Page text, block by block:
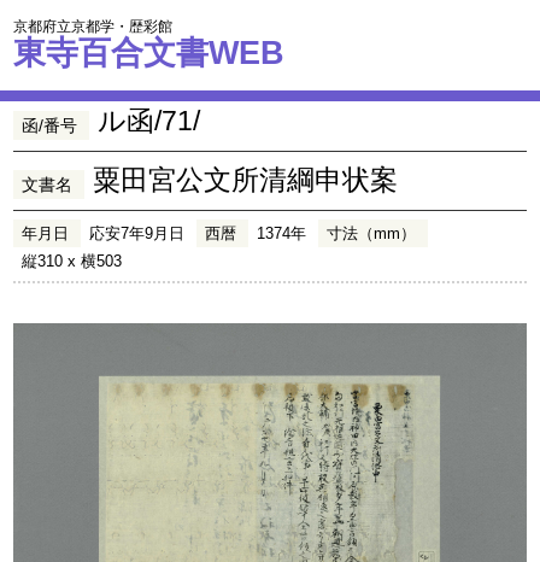
京都府立京都学・歴彩館
東寺百合文書WEB
函/番号 ル函/71/
文書名 粟田宮公文所清綱申状案
年月日 応安7年9月日 西暦 1374年
寸法（mm）
縦310 x 横503